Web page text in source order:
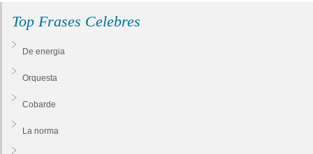
Top Frases Celebres
De energia
Orquesta
Cobarde
La norma